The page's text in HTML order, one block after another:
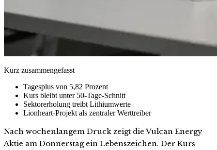
Kurz zusammengefasst
Tagesplus von 5,82 Prozent
Kurs bleibt unter 50-Tage-Schnitt
Sektorerholung treibt Lithiumwerte
Lionheart-Projekt als zentraler Werttreiber
Nach wochenlangem Druck zeigt die Vulcan Energy
Aktie am Donnerstag ein Lebenszeichen. Der Kurs